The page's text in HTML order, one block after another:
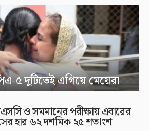
৫ দুটিতেই এগিয়ে মেয়েরা
ও সমমানের পরীক্ষায় এবারের
হার ৬২ দশমিক ২৫ শতাংশ